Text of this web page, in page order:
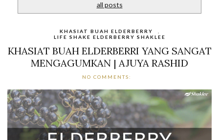
all posts
KHASIAT BUAH ELDERBERRY
LIFE SHAKE ELDERBERRY SHAKLEE
KHASIAT BUAH ELDERBERRI YANG SANGAT
MENGAGUMKAN | AJUYA RASHID
NO COMMENTS: